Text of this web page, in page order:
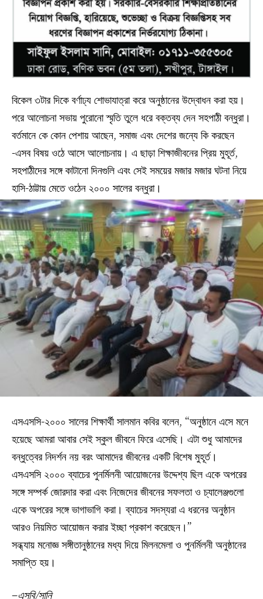
বিকেল ৩টার দিকে বর্ণাঢ্য শোভাযাত্রা করে অনুষ্ঠানের উদ্বোধন করা হয়।
পরে আলোচনা সভায় পুরোনো স্মৃতি তুলে ধরে বক্তব্য দেন সহপাঠী বন্ধুরা।
বর্তমানে কে কোন পেশায় আছেন, সমাজ এবং দেশের জন্যে কি করছেন
-এসব বিষয় ওঠে আসে আলোচনায়। এ ছাড়া শিক্ষাজীবনের প্রিয় মুহূর্ত,
সহপাঠীদের সঙ্গে কাটানো দিনগুলি এবং সেই সময়ের মজার মজার ঘটনা নিয়ে
হাসি-ঠাট্টায় মেতে ওঠেন ২০০০ সালের বন্ধুরা।
এসএসসি-২০০০ সালের শিক্ষার্থী সালমান কবির বলেন, “অনুষ্ঠানে এসে মনে
হয়েছে আমরা আবার সেই স্কুল জীবনে ফিরে এসেছি। এটা শুধু আমাদের
বন্ধুত্বের নিদর্শন নয় বরং আমাদের জীবনের একটি বিশেষ মুহূর্ত।
এসএসসি ২০০০ ব্যাচের পুনর্মিলনী আয়োজনের উদ্দেশ্য ছিল একে অপরের
সঙ্গে সম্পর্ক জোরদার করা এবং নিজেদের জীবনের সফলতা ও চ্যালেঞ্জগুলো
একে অপরের সঙ্গে ভাগাভাগি করা। ব্যাচের সদস্যরা এ ধরনের অনুষ্ঠান
আরও নিয়মিত আয়োজন করার ইচ্ছা প্রকাশ করেছেন।”
সন্ধ্যায় মনোজ্ঞ সঙ্গীতানুষ্ঠানের মধ্য দিয়ে মিলনমেলা ও পুনর্মিলনী অনুষ্ঠানের
সমাপ্তি হয়।
–এসবি/সানি